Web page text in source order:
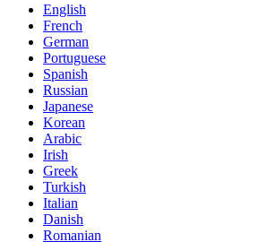
English
French
German
Portuguese
Spanish
Russian
Japanese
Korean
Arabic
Irish
Greek
Turkish
Italian
Danish
Romanian